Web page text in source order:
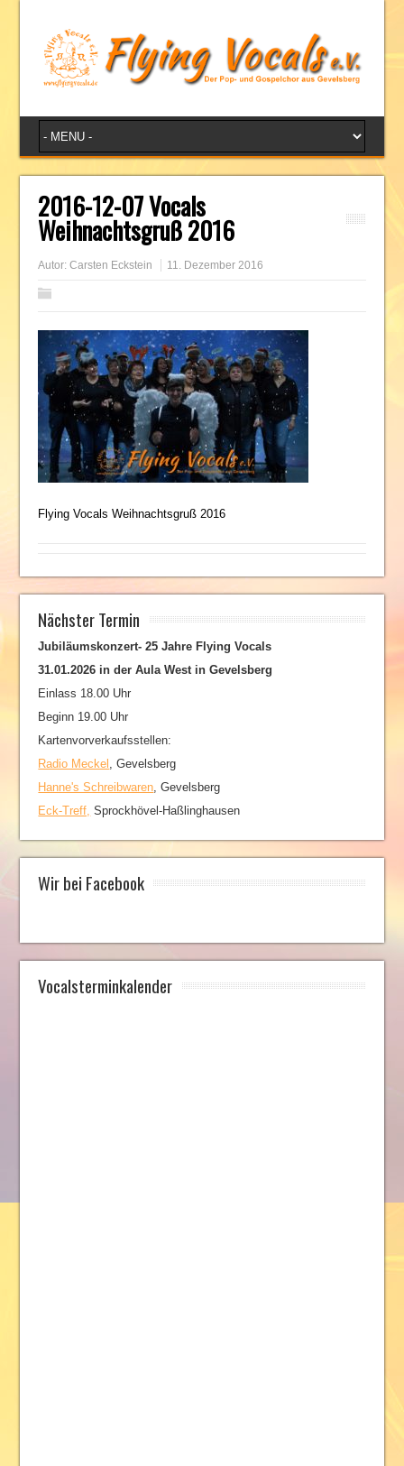
2016-12-07 Vocals
Weihnachtsgruß 2016
Autor:Carsten Eckstein 11. Dezember 2016
Flying Vocals Weihnachtsgruß 2016
Nächster Termin
Jubiläumskonzert- 25 Jahre Flying Vocals
31.01.2026 in der Aula West in Gevelsberg
Einlass 18.00 Uhr
Beginn 19.00 Uhr
Kartenvorverkaufsstellen:
Radio Meckel , Gevelsberg
Hanne's Schreibwaren, Gevelsberg
Eck-Treff, Sprockhövel-Haßlinghausen
Wir bei Facebook
Vocalsterminkalender